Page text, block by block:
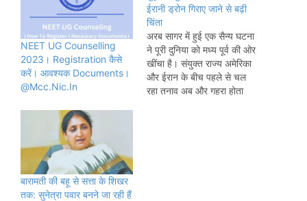
NEET UG Counselling
2023। Registration कैसे
करें। आवश्यक Documents।
@Mcc.Nic.In
ईरानी ड्रोन गिराए जाने से बढ़ी
चिंता
अरब सागर में हुई एक सैन्य घटना
ने पूरी दुनिया को मध्य पूर्व की ओर
खींचा है। संयुक्त राज्य अमेरिका
और ईरान के बीच पहले से चल
रहा तनाव अब और गहरा होता
बारामती की बहू से सत्ता के शिखर
तक: सुनेत्रा पवार बनने जा रही हैं